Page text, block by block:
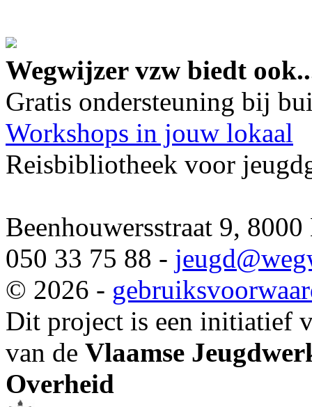
Wegwijzer vzw biedt
Gratis ondersteuning bij
Workshops in jouw lokaal
Reisbibliotheek voor
Beenhouwersstraat 9,
050 33 75 88 - jeugd
© 2026 -
Dit project is een initiatief
van de Vlaamse
Overheid